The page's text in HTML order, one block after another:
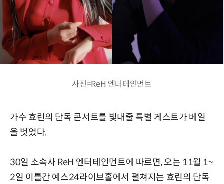
사진=ReH 엔터테인먼트
가수 효린의 단독 콘서트를 빛내줄 특별 게스트가 베일
을 벗었다.
30일 소속사 ReH 엔터테인먼트에 따르면, 오는 11월 1~
2일 이틀간 예스24라이브홀에서 펼쳐지는 효린의 단독